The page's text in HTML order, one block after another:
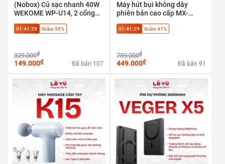
(Nobox) Củ sạc nhanh 40W
WEKOME WP-U14, 2 cổng
nghệ GaN. Hỗ trợ chuẩn
01:41:29 Giảm 55%
329.000₫
149.000₫ Đã bán 107
Máy hút bụi không dây
phiên bản cao cấp MX-
suất 120W, Làm sạch sofa,
01:41:29 Giảm 41%
759.000₫
449.000₫ Đã bán 91